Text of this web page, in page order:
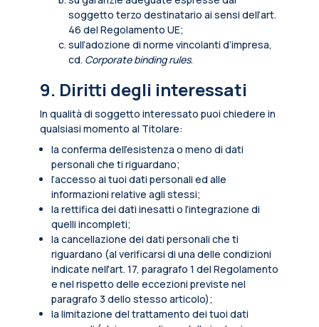
soggetto terzo destinatario ai sensi dell’art.
46 del Regolamento UE;
sull’adozione di norme vincolanti d’impresa,
cd. Corporate binding rules.
9. Diritti degli interessati
In qualità di soggetto interessato puoi chiedere in
qualsiasi momento al Titolare:
la conferma dell’esistenza o meno di dati
personali che ti riguardano;
l’accesso ai tuoi dati personali ed alle
informazioni relative agli stessi;
la rettifica dei dati inesatti o l’integrazione di
quelli incompleti;
la cancellazione dei dati personali che ti
riguardano (al verificarsi di una delle condizioni
indicate nell'art. 17, paragrafo 1 del Regolamento
e nel rispetto delle eccezioni previste nel
paragrafo 3 dello stesso articolo);
la limitazione del trattamento dei tuoi dati